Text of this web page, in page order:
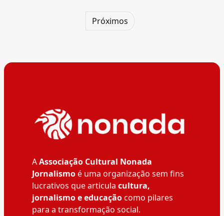
Próximos
AAssociação Cultural Nonada
Jornalismoé uma organização sem fins
lucrativos que articula cultura,
jornalismo e educaçãocomo pilares
para a transformação social.